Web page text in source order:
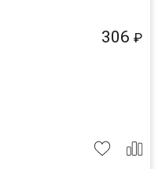
306 ₽